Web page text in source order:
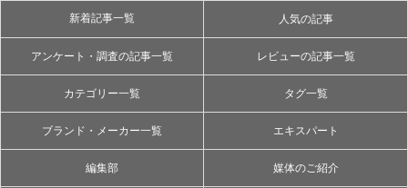
新着記事一覧 人気の記事
アンケート・調査の記事一覧 レビューの記事一覧
カテゴリー一覧 タグ一覧
ブランド・メーカー一覧 エキスパート
編集部 媒体のご紹介